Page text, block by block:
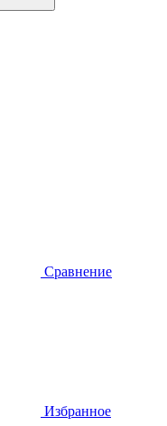
Сравнение
Избранное